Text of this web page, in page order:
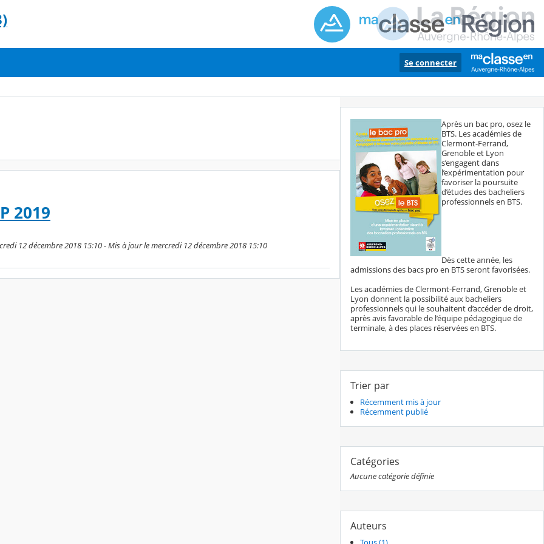
Se connecter
2019
12 décembre 2018 15:10 - Mis à jour le mercredi 12 décembre 2018 15:10
Après un bac pro, osez le
BTS. Les académies de
Clermont-Ferrand,
Grenoble et Lyon
s’engagent dans
l’expérimentation pour
favoriser la poursuite
d’études des bacheliers
professionnels en BTS.
Dès cette année, les
admissions des bacs pro en BTS seront favorisées.
Les académies de Clermont-Ferrand, Grenoble et
Lyon donnent la possibilité aux bacheliers
professionnels qui le souhaitent d’accéder de droit,
après avis favorable de l’équipe pédagogique de
terminale, à des places réservées en BTS.
Trier par
Récemment mis à jour
Récemment publié
Catégories
Aucune catégorie définie
Auteurs